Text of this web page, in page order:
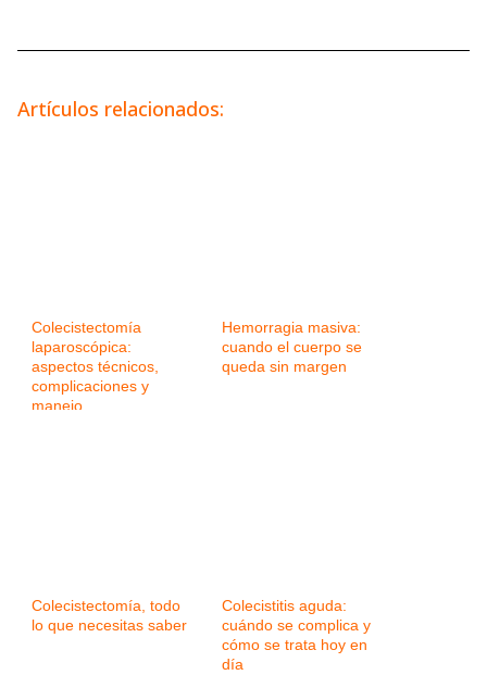
Artículos relacionados:
Colecistectomía
laparoscópica:
aspectos técnicos,
complicaciones y
manejo
Hemorragia masiva:
cuando el cuerpo se
queda sin margen
Colecistectomía, todo
lo que necesitas saber
Colecistitis aguda:
cuándo se complica y
cómo se trata hoy en
día